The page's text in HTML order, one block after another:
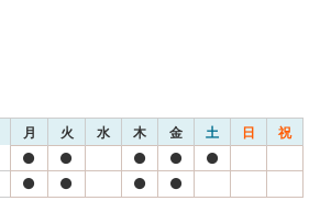
月 火 水 木 金 土 日 祝